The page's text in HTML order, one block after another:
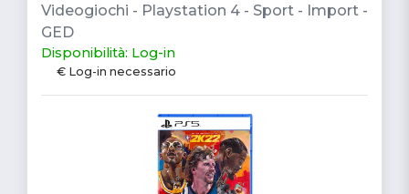
Videogiochi - Playstation 4 - Sport - Import -
GED
Disponibilità: Log-in
€ Log-in necessario